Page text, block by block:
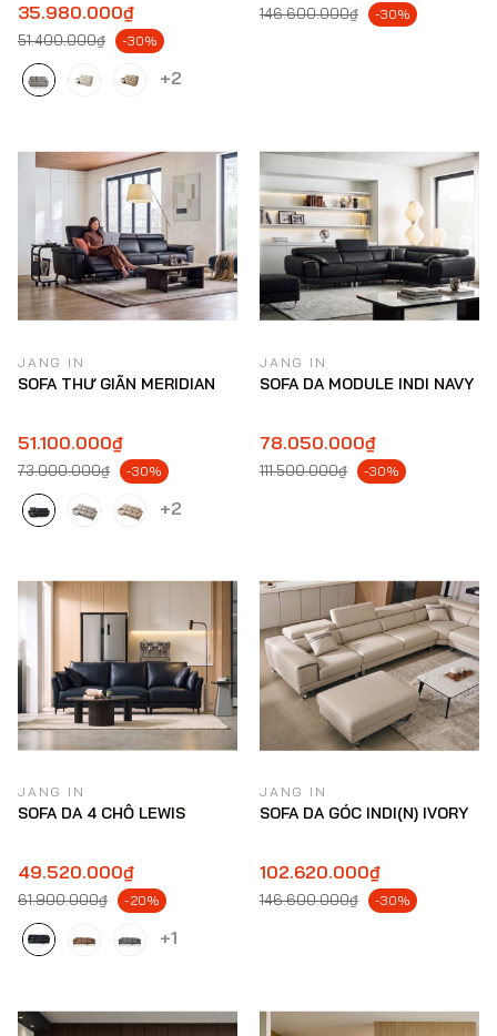
35.980.000₫
51.400.000₫ -30%
+2
146.600.000₫ -30%
JANG IN
SOFA THƯ GIÃN MERIDIAN
51.100.000₫
73.000.000₫ -30%
+2
JANG IN
SOFA DA MODULE INDI NAVY
78.050.000₫
111.500.000₫ -30%
JANG IN
SOFA DA 4 CHỖ LEWIS
49.520.000₫
61.900.000₫ -20%
+1
JANG IN
SOFA DA GÓC INDI(N) IVORY
102.620.000₫
146.600.000₫ -30%